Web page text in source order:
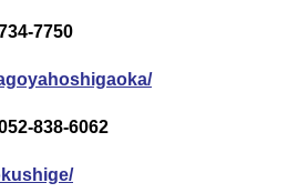
7750
838-6062